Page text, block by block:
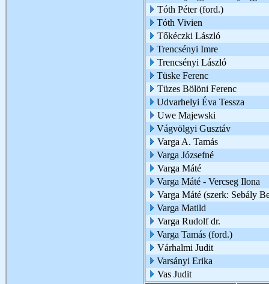
Tóth Péter (ford.)
Tóth Vivien
Tőkéczki László
Trencsényi Imre
Trencsényi László
Tüske Ferenc
Tüzes Bölöni Ferenc
Udvarhelyi Éva Tessza
Uwe Majewski
Vágvölgyi Gusztáv
Varga A. Tamás
Varga Józsefné
Varga Máté
Varga Máté - Vercseg Ilona
Varga Máté (szerk: Sebály
Varga Matild
Varga Rudolf dr.
Varga Tamás (ford.)
Várhalmi Judit
Varsányi Erika
Vas Judit